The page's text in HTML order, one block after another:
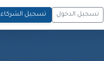
تسجيل الدخول تسجيل الشركاء